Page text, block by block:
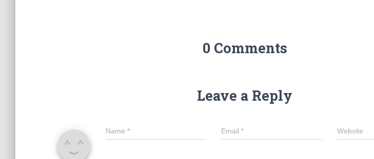
0 Comments
Leave a Reply
Name * Email* Website